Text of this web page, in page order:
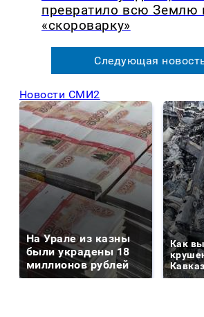
превратило всю Землю
«скороварку»
Следующая
Новости СМИ2
На Урале из казны
были украдены 18
миллионов рублей
Как